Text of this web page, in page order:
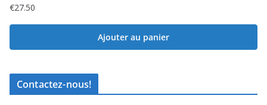
€27.50
Ajouter au panier
Contactez-nous!